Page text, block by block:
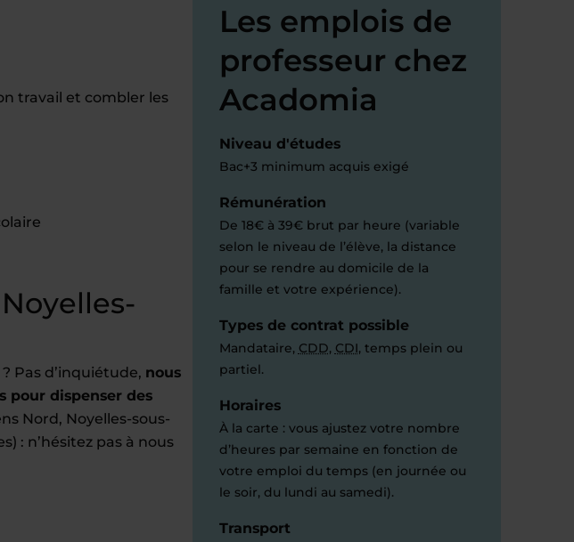
travail et combler les
Pas d’inquiétude, nous
pour dispenser des
Nord, Noyelles-sous-
: n’hésitez pas à nous
Les emplois de
professeur chez
Acadomia
Niveau d'études
Bac+3 minimum acquis exigé
Rémunération
De 18€ à 39€ brut par heure (variable
selon le niveau de l’élève, la distance
pour se rendre au domicile de la
famille et votre expérience).
Types de contrat possible
Mandataire, CDD, CDI, temps plein ou
partiel.
Horaires
À la carte : vous ajustez votre nombre
d’heures par semaine en fonction de
votre emploi du temps (en journée ou
le soir, du lundi au samedi).
Transport